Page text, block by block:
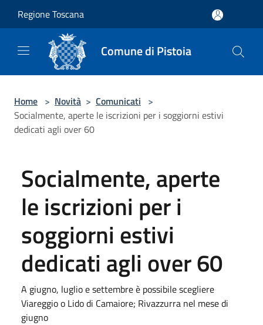
Regione Toscana
Comune di Pistoia
Home > Novità > Comunicati >
Socialmente, aperte le iscrizioni per i soggiorni estivi
dedicati agli over 60
Socialmente, aperte
le iscrizioni per i
soggiorni estivi
dedicati agli over 60
A giugno, luglio e settembre è possibile scegliere
Viareggio o Lido di Camaiore; Rivazzurra nel mese di
giugno